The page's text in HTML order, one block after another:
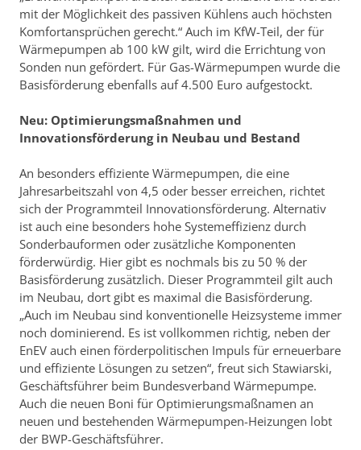
mit der Möglichkeit des passiven Kühlens auch höchsten
Komfortansprüchen gerecht.“ Auch im KfW-Teil, der für
Wärmepumpen ab 100 kW gilt, wird die Errichtung von
Sonden nun gefördert. Für Gas-Wärmepumpen wurde die
Basisförderung ebenfalls auf 4.500 Euro aufgestockt.
Neu: Optimierungsmaßnahmen und
Innovationsförderung in Neubau und Bestand
An besonders effiziente Wärmepumpen, die eine
Jahresarbeitszahl von 4,5 oder besser erreichen, richtet
sich der Programmteil Innovationsförderung. Alternativ
ist auch eine besonders hohe Systemeffizienz durch
Sonderbauformen oder zusätzliche Komponenten
förderwürdig. Hier gibt es nochmals bis zu 50 % der
Basisförderung zusätzlich. Dieser Programmteil gilt auch
im Neubau, dort gibt es maximal die Basisförderung.
„Auch im Neubau sind konventionelle Heizsysteme immer
noch dominierend. Es ist vollkommen richtig, neben der
EnEV auch einen förderpolitischen Impuls für erneuerbare
und effiziente Lösungen zu setzen“, freut sich Stawiarski,
Geschäftsführer beim Bundesverband Wärmepumpe.
Auch die neuen Boni für Optimierungsmaßnamen an
neuen und bestehenden Wärmepumpen-Heizungen lobt
der BWP-Geschäftsführer.